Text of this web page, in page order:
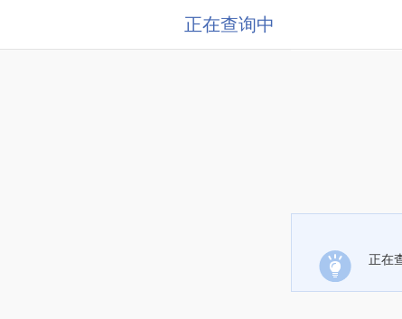
正在查询中
正在